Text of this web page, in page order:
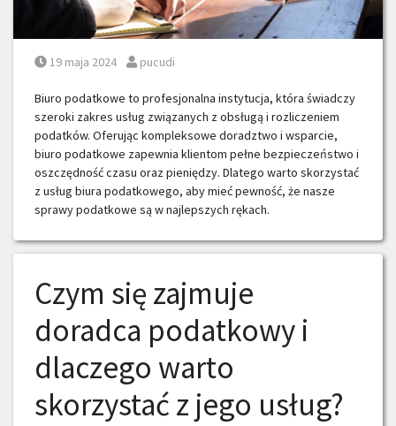
Posted on
19 maja 2024 Posted by
pucudi
Biuro podatkowe to profesjonalna instytucja, która świadczy
szeroki zakres usług związanych z obsługą i rozliczeniem
podatków. Oferując kompleksowe doradztwo i wsparcie,
biuro podatkowe zapewnia klientom pełne bezpieczeństwo i
oszczędność czasu oraz pieniędzy. Dlatego warto skorzystać
z usług biura podatkowego, aby mieć pewność, że nasze
sprawy podatkowe są w najlepszych rękach.
Czym się zajmuje
doradca podatkowy i
dlaczego warto
skorzystać z jego usług?